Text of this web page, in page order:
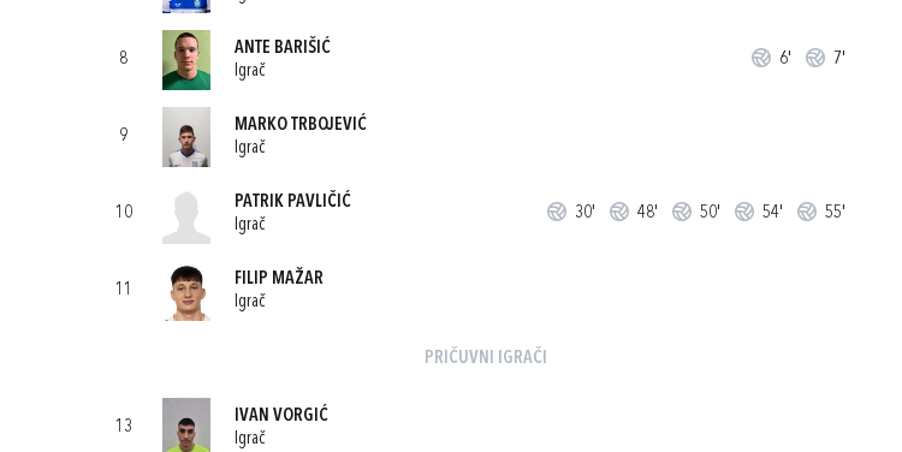
8
ANTE BARIŠIĆ
Igrač
6' 7'
9
MARKO TRBOJEVIĆ
Igrač
10
PATRIK PAVLIČIĆ
Igrač
30' 48' 50' 54' 55'
11
FILIP MAŽAR
Igrač
PRIČUVNI IGRAČI
13
IVAN VORGIĆ
Igrač